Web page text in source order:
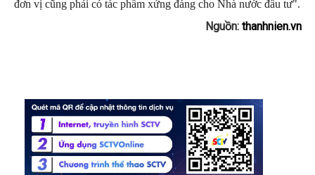
đơn vị cũng phải có tác phẩm xứng đáng cho Nhà nước đầu tư".
Nguồn: thanhnien.vn